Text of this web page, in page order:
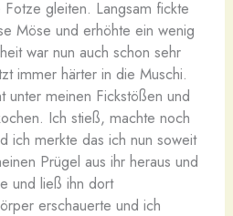
gleiten. Langsam fickte
Möse und erhöhte ein wenig
war nun auch schon sehr
immer härter in die Muschi.
unter meinen Fickstößen und
Ich stieß, machte noch
ich merkte das ich nun soweit
Prügel aus ihr heraus und
und ließ ihn dort
erschauerte und ich